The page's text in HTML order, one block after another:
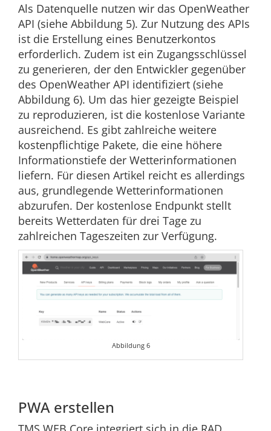
Als Datenquelle nutzen wir das OpenWeather
API (siehe Abbildung 5). Zur Nutzung des APIs
ist die Erstellung eines Benutzerkontos
erforderlich. Zudem ist ein Zugangsschlüssel
zu generieren, der den Entwickler gegenüber
des OpenWeather API identifiziert (siehe
Abbildung 6). Um das hier gezeigte Beispiel
zu reproduzieren, ist die kostenlose Variante
ausreichend. Es gibt zahlreiche weitere
kostenpflichtige Pakete, die eine höhere
Informationstiefe der Wetterinformationen
liefern. Für diesen Artikel reicht es allerdings
aus, grundlegende Wetterinformationen
abzurufen. Der kostenlose Endpunkt stellt
bereits Wetterdaten für drei Tage zu
zahlreichen Tageszeiten zur Verfügung.
Abbildung 6
PWA erstellen